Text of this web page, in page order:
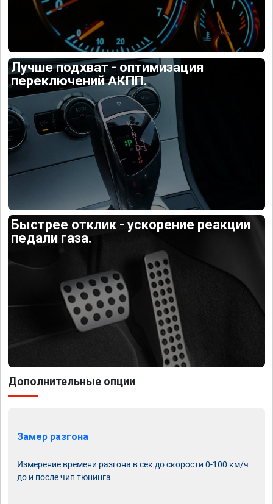
Лучше подхват - оптимизация
переключений АКПП.
Быстрее отклик - ускорение реакции
педали газа.
Дополнительные опции
Замер разгона
Измерение времени разгона в сек до скорости 0-100 км/ч
до и после чип тюнинга